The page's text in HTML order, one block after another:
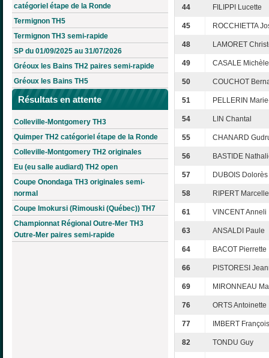
catégoriel étape de la Ronde
Termignon TH5
Termignon TH3 semi-rapide
SP du 01/09/2025 au 31/07/2026
Gréoux les Bains TH2 paires semi-rapide
Gréoux les Bains TH5
Résultats en attente
Colleville-Montgomery TH3
Quimper TH2 catégoriel étape de la Ronde
Colleville-Montgomery TH2 originales
Eu (eu salle audiard) TH2 open
Coupe Onondaga TH3 originales semi-
normal
Coupe Imokursi (Rimouski (Québec)) TH7
Championnat Régional Outre-Mer TH3
Outre-Mer paires semi-rapide
44 FILIPPI Lucette
45 ROCCHIETTA
48 LAMORET
49 CASALE Michèle
50 COUCHOT
51 PELLERIN
54 LIN Chantal
55 CHANARD
56 BASTIDE
57 DUBOIS Dolorès
58 RIPERT Marcelle
61 VINCENT Anneli
63 ANSALDI Paule
64 BACOT Pierrette
66 PISTORESI
69 MIRONNEAU
76 ORTS Antoinette
77 IMBERT
82 TONDU Guy